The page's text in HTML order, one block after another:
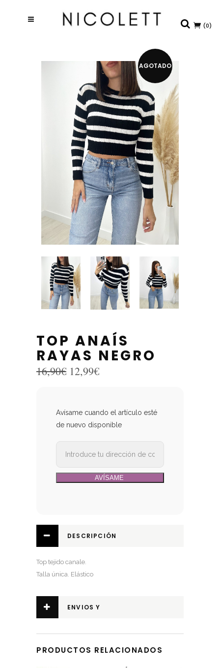
(0)
AGOTADO
TOP ANAÍS
RAYAS NEGRO
16,90€ El
precio
16,90€.
12,99€El
12,99€.
Avísame cuando el artículo esté
de nuevo disponible
DESCRIPCIÓN
Top tejido canale.
Talla única. Elástico
ENVIOS Y
PRODUCTOS RELACIONADOS